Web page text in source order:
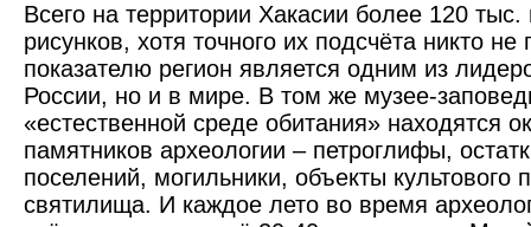
Всего на территории Хакасии более 120 тыс.
рисунков, хотя точного их подсчёта никто
показателю регион является одним из
России, но и в мире. В том же музее-
«естественной среде обитания» находятся
памятников археологии – петроглифы,
поселений, могильники, объекты культового
святилища. И каждое лето во время